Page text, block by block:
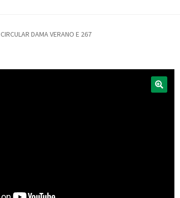
CIRCULAR DAMA VERANO E 267